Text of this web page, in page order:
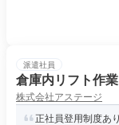
派遣社員
倉庫内リフト作
株式会社アステージ
正社員登用制度あ